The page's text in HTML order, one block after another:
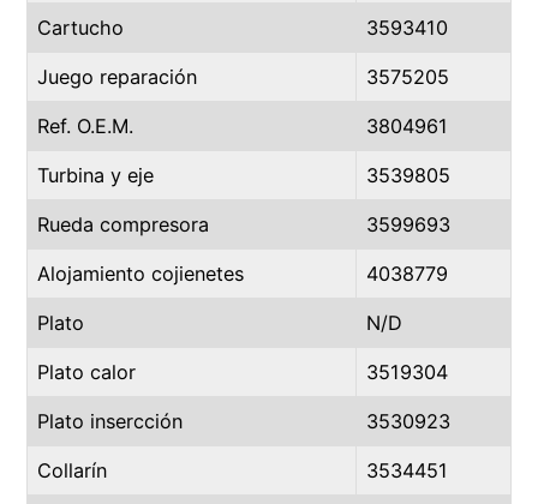
Cartucho 3593410
Juego reparación 3575205
Ref. O.E.M. 3804961
Turbina y eje 3539805
Rueda compresora 3599693
Alojamiento cojienetes 4038779
Plato N/D
Plato calor 3519304
Plato insercción 3530923
Collarín 3534451